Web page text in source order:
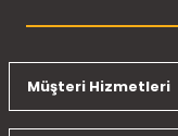
konularda yetersiz
Ürün resmi
Müşteri Hizmetleri